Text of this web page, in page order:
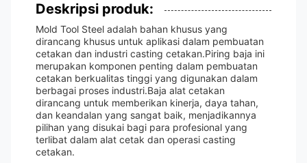
Deskripsi produk:
Mold Tool Steel adalah bahan khusus yang
dirancang khusus untuk aplikasi dalam pembuatan
cetakan dan industri casting cetakan.Piring baja ini
merupakan komponen penting dalam pembuatan
cetakan berkualitas tinggi yang digunakan dalam
berbagai proses industri.Baja alat cetakan
dirancang untuk memberikan kinerja, daya tahan,
dan keandalan yang sangat baik, menjadikannya
pilihan yang disukai bagi para profesional yang
terlibat dalam alat cetak dan operasi casting
cetakan.